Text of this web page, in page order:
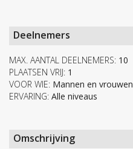
Deelnemers
MAX. AANTAL DEELNEMERS: 10
PLAATSEN VRIJ: 1
VOOR WIE: Mannen en vrouwen
ERVARING: Alle niveaus
Omschrijving